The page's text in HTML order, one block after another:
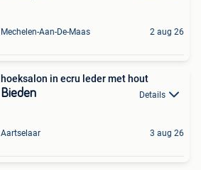
Mechelen-Aan-De-Maas 2 aug 26
hoeksalon in ecru leder met hout
Bieden Details
Aartselaar 3 aug 26